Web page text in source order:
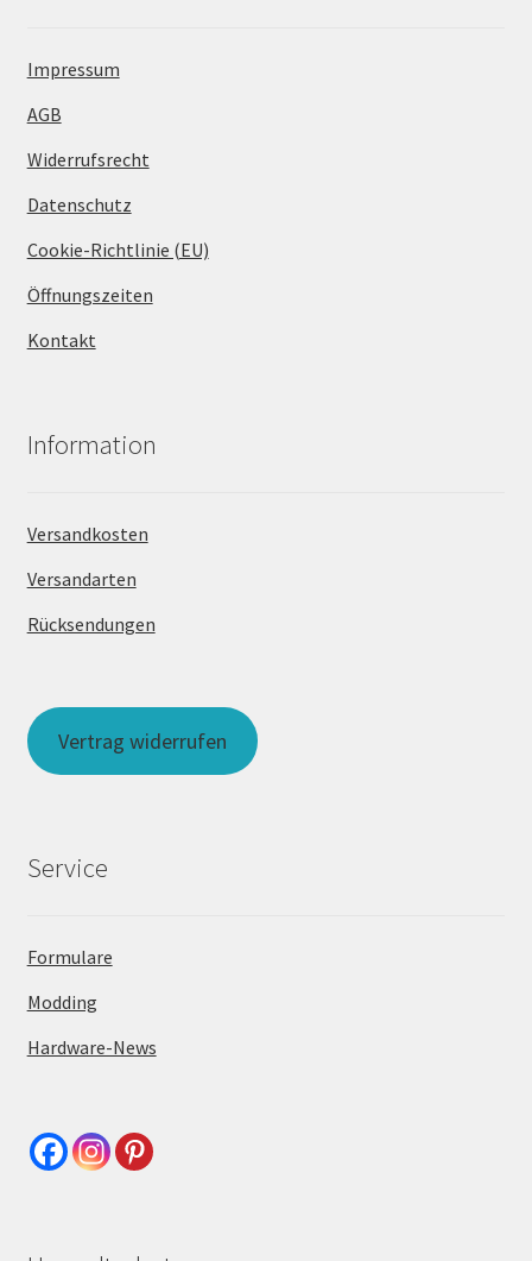
Impressum
AGB
Widerrufsrecht
Datenschutz
Cookie-Richtlinie (EU)
Öffnungszeiten
Kontakt
Information
Versandkosten
Versandarten
Rücksendungen
Vertrag widerrufen
Service
Formulare
Modding
Hardware-News